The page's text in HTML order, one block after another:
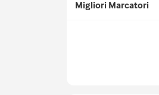
Migliori Marcatori